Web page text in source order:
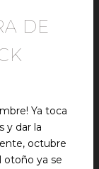
DE
Ya toca
y dar la
octubre
otoño ya se